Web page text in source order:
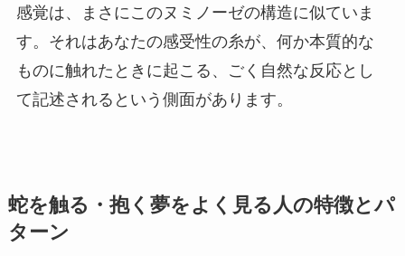
感覚は、まさにこのヌミノーゼの構造に似ていま
す。それはあなたの感受性の糸が、何か本質的な
ものに触れたときに起こる、ごく自然な反応とし
て記述されるという側面があります。
蛇を触る・抱く夢をよく見る人の特徴とパ
ターン